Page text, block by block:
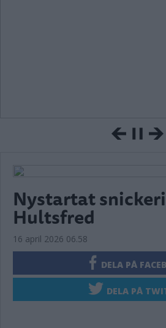
Nystartat
Hultsfred
16 april 2026 06.58
DELA PÅ
DELA PÅ